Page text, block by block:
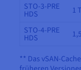
STO-3-PRE
HDS 1
STO-4-PRE
HDS
** Das vSAN-